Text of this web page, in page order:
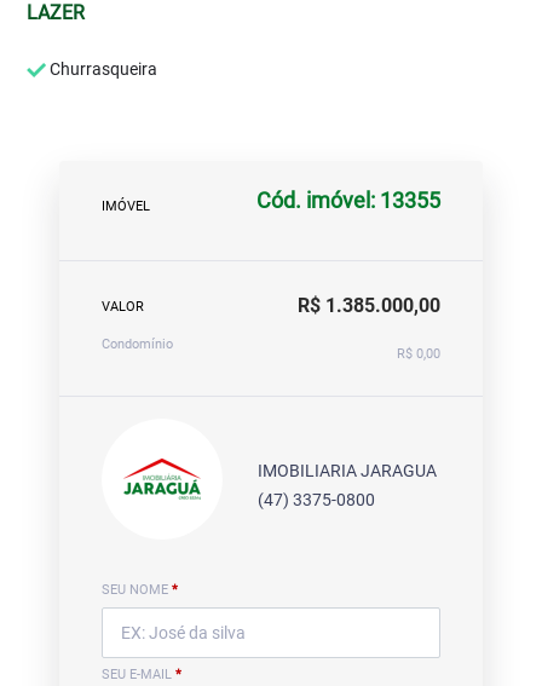
LAZER
Churrasqueira
IMÓVEL Cód. imóvel: 13355
VALOR R$ 1.385.000,00
Condomínio
R$ 0,00
IMOBILIARIA JARAGUA
(47) 3375-0800
SEU NOME *
SEU E-MAIL *